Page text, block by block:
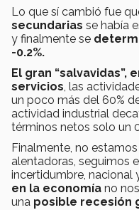
Lo que sí cambió fue
secundarias se había
y finalmente se
-0.2%.
El gran
servicios, las
un poco más del 60%
actividad industrial
términos netos solo un
Finalmente, no
alentadoras, seguimos
incertidumbre, nacional
en la economía no
una posible recesión